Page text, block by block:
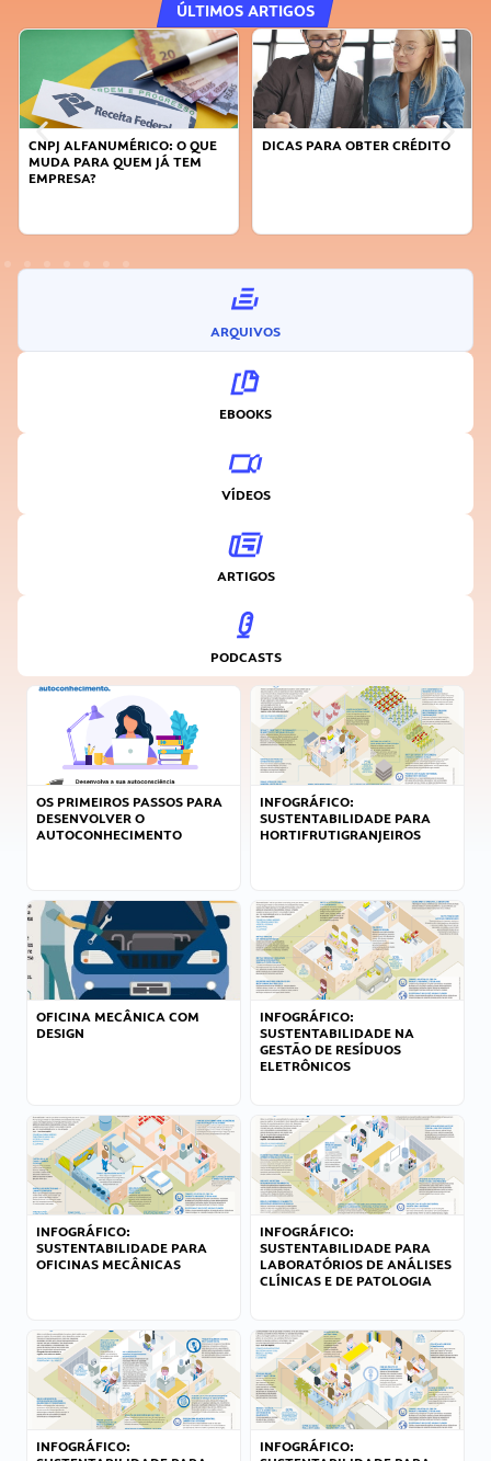
ÚLTIMOS ARTIGOS
CNPJ ALFANUMÉRICO: O QUE
MUDA PARA QUEM JÁ TEM
EMPRESA?
DICAS PARA OBTER CRÉDITO
ARQUIVOS
EBOOKS
VÍDEOS
ARTIGOS
PODCASTS
OS PRIMEIROS PASSOS PARA
DESENVOLVER O
AUTOCONHECIMENTO
INFOGRÁFICO:
SUSTENTABILIDADE PARA
HORTIFRUTIGRANJEIROS
OFICINA MECÂNICA COM
DESIGN
INFOGRÁFICO:
SUSTENTABILIDADE NA
GESTÃO DE RESÍDUOS
ELETRÔNICOS
INFOGRÁFICO:
SUSTENTABILIDADE PARA
OFICINAS MECÂNICAS
INFOGRÁFICO:
SUSTENTABILIDADE PARA
LABORATÓRIOS DE ANÁLISES
CLÍNICAS E DE PATOLOGIA
INFOGRÁFICO:
INFOGRÁFICO: